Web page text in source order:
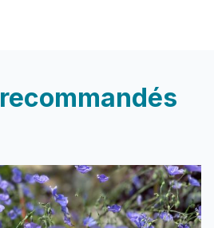
recommandés